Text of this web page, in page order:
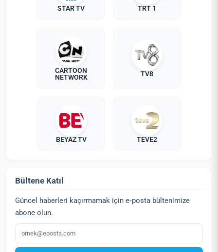
STAR TV TRT 1
CARTOON
NETWORK
TV8
BEYAZ TV TEVE2
Bültene Katıl
Güncel haberleri kaçırmamak için e‑posta bültenimize
abone olun.
E‑posta